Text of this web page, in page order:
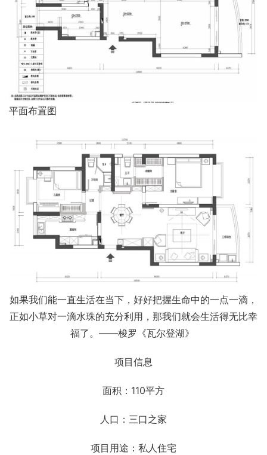
平面布置图
如果我们能一直生活在当下，好好把握生命中的一点一滴，
正如小草对一滴水珠的充分利用，那我们就会生活得无比幸
福了。——梭罗《瓦尔登湖》
项目信息
面积：110平方
人口：三口之家
项目用途：私人住宅